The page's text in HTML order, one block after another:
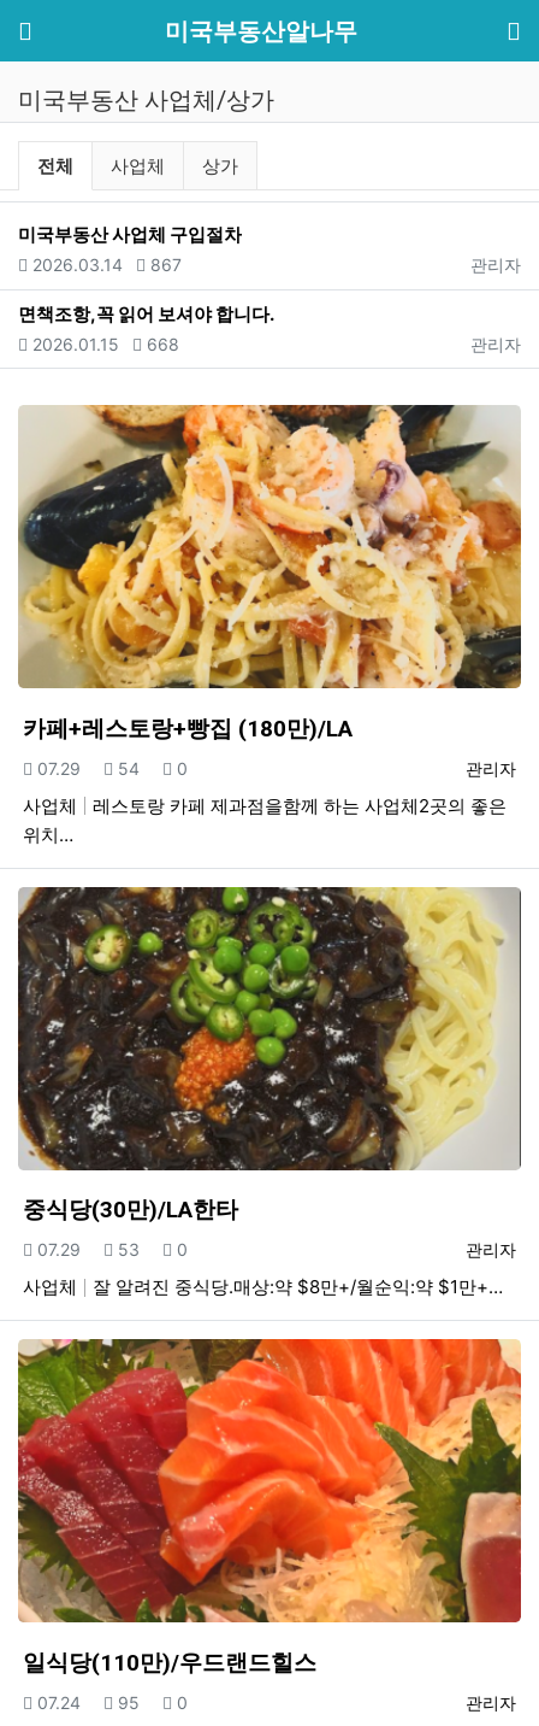
미국부동산알나무
미국부동산 사업체/상가
미국부동산 사업체/상가 분류 목록
전체 사업체 상가
미국부동산 사업체 구입절차
등록자
관리자
등록일
2026.03.14 조회
867
면책조항,꼭 읽어 보셔야 합니다.
등록자
관리자
등록일
2026.01.15 조회
668
카페+레스토랑+빵집 (180만)/LA
등록자
관리자
등록일
07.29 조회
54 추천
0
사업체
레스토랑 카페 제과점을함께 하는 사업체2곳의 좋은
위치…
중식당(30만)/LA한타
등록자
관리자
등록일
07.29 조회
53 추천
0
사업체 잘 알려진 중식당.매상:약 $8만+/월순익:약 $1만+…
일식당(110만)/우드랜드힐스
등록자
관리자
등록일
07.24 조회
95 추천
0